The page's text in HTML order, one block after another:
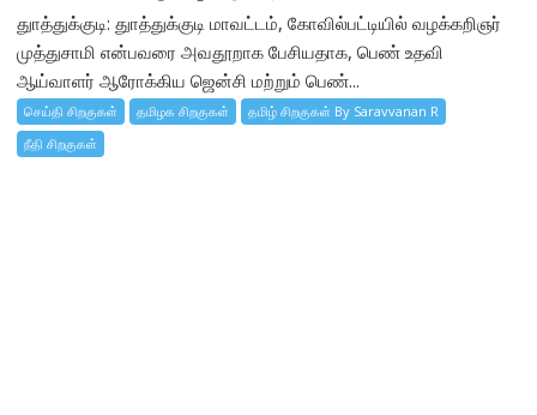
துாத்துக்குடி: துாத்துக்குடி மாவட்டம், கோவில்பட்டியில் வழக்கறிஞர்
முத்துசாமி என்பவரை அவதூறாக பேசியதாக, பெண் உதவி
ஆய்வாளர் ஆரோக்கிய ஜென்சி மற்றும் பெண்...
செய்தி சிறகுகள் தமிழக சிறகுகள்
தமிழ் சிறகுகள் By Saravvanan R
நீதி சிறகுகள்